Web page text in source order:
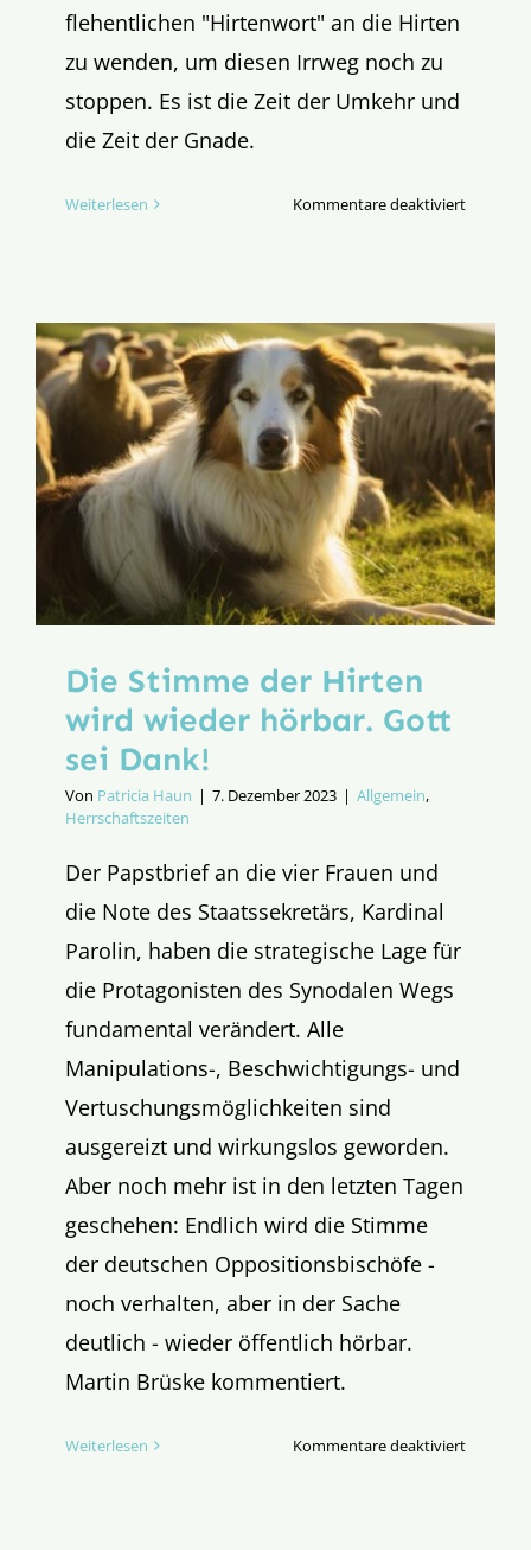
flehentlichen "Hirtenwort" an die Hirten
zu wenden, um diesen Irrweg noch zu
stoppen. Es ist die Zeit der Umkehr und
die Zeit der Gnade.
Weiterlesen Kommentare deaktiviertfür
Die Stimme der Hirten
wird wieder hörbar. Gott
sei Dank!
Von Patricia Haun | 7. Dezember 2023 | Allgemein,
Herrschaftszeiten
Der Papstbrief an die vier Frauen und
die Note des Staatssekretärs, Kardinal
Parolin, haben die strategische Lage für
die Protagonisten des Synodalen Wegs
fundamental verändert. Alle
Manipulations-, Beschwichtigungs- und
Vertuschungsmöglichkeiten sind
ausgereizt und wirkungslos geworden.
Aber noch mehr ist in den letzten Tagen
geschehen: Endlich wird die Stimme
der deutschen Oppositionsbischöfe -
noch verhalten, aber in der Sache
deutlich - wieder öffentlich hörbar.
Martin Brüske kommentiert.
Weiterlesen Kommentare deaktiviertfür